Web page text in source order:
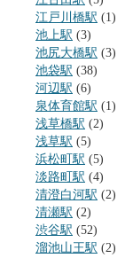
江戸川橋駅 (1)
池上駅 (3)
池尻大橋駅 (3)
池袋駅 (38)
河辺駅 (6)
泉体育館駅 (1)
浅草橋駅 (2)
浅草駅 (5)
浜松町駅 (5)
淡路町駅 (4)
清澄白河駅 (2)
清瀬駅 (2)
渋谷駅 (52)
溜池山王駅 (2)